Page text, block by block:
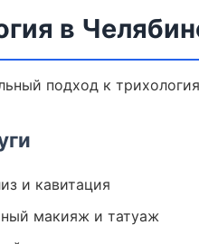
в
подход к
и кавитация
макияж и татуаж